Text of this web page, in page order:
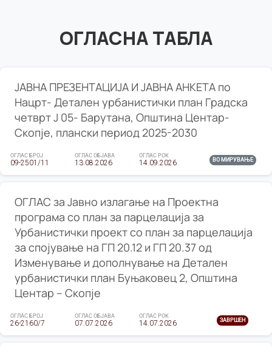
ОГЛАСНА ТАБЛА
ЈАВНА ПРЕЗЕНТАЦИЈА И ЈАВНА АНКЕТА по
Нацрт- Детален урбанистички план Градска
четврт Ј 05- Барутана, Општина Центар-
Скопје, плански период 2025-2030
ОГЛАС БРОЈ
09-2501/11
ОГЛАС ОБЈАВА
13.08.2026
ОГЛАС РОК
14.09.2026 ВО МИРУВАЊЕ
ОГЛАС за Јавно излагање на Проектна
програма со план за парцелација за
Урбанистички проект со план за парцелација
за спојување на ГП 20.12 и ГП 20.37 од
Изменување и дополнување на Детален
урбанистички план Буњаковец 2, Општина
Центар – Скопје
ОГЛАС БРОЈ
26-2160/7
ОГЛАС ОБЈАВА
07.07.2026
ОГЛАС РОК
14.07.2026 ЗАВРШЕН